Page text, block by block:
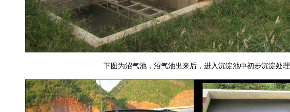
下图为沼气池，沼气池出来后，进入沉淀池中初步沉淀处理